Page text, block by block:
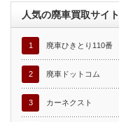
人気の廃車買取サイト
1 廃車ひきとり110番
2 廃車ドットコム
3 カーネクスト